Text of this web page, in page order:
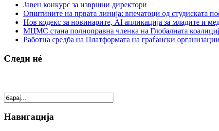
Јавен конкурс за извршни директори
Општините на првата линија: впечатоци од студиската
Нов кодекс за новинарите, AI апликација за младите и
МЦМС стана полноправна членка на Глобалната
Работна средба на Платформата на граѓански
Следи нé
Навигација